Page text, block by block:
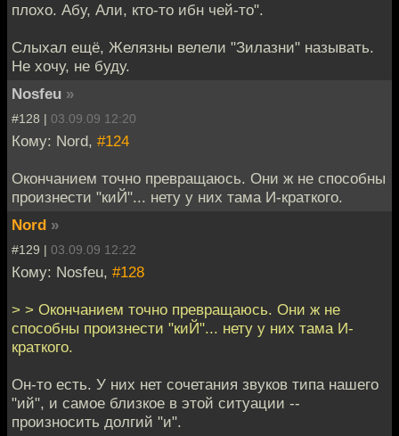
плохо. Абу, Али, кто-то ибн чей-то".
Слыхал ещё, Желязны велели "Зилазни" называть.
Не хочу, не буду.
Nosfeu »
#128 | 03.09.09 12:20
Кому: Nord, #124
Окончанием точно превращаюсь. Они ж не способны
произнести "киЙ"... нету у них тама И-краткого.
Nord »
#129 | 03.09.09 12:22
Кому: Nosfeu, #128
> > Окончанием точно превращаюсь. Они ж не
способны произнести "киЙ"... нету у них тама И-
краткого.
Он-то есть. У них нет сочетания звуков типа нашего
"ий", и самое близкое в этой ситуации --
произносить долгий "и".